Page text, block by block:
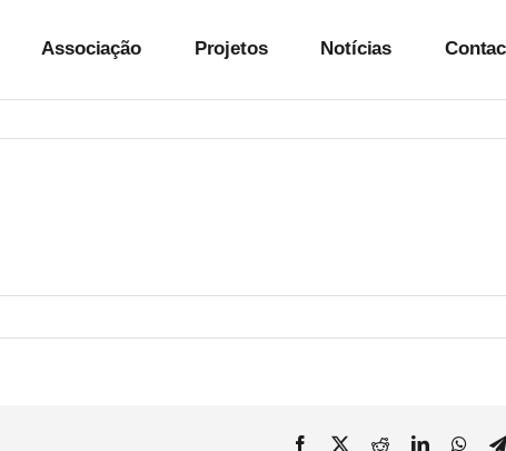
Associação Projetos Notícias
Facebook
X RedditLinkedIn